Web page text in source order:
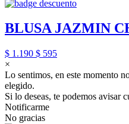
BLUSA JAZMIN
$ 1.190 $ 595
×
Lo sentimos, en este momento
elegido.
Si lo deseas, te podemos avisar
Notificarme
No gracias